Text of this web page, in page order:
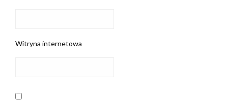
Witryna internetowa